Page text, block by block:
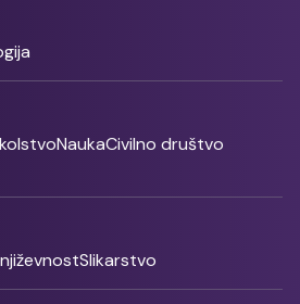
NaukaCivilno društvo
Slikarstvo